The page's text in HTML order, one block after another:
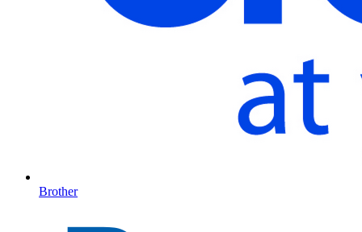
Brother